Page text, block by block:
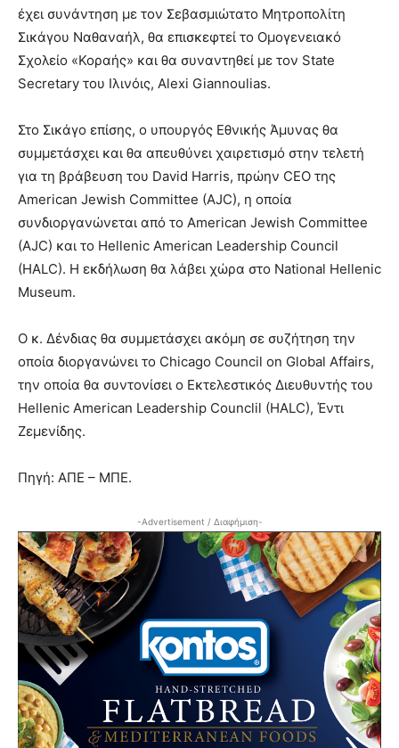
έχει συνάντηση με τον Σεβασμιώτατο Μητροπολίτη
Σικάγου Ναθαναήλ, θα επισκεφτεί το Ομογενειακό
Σχολείο «Κοραής» και θα συναντηθεί με τον State
Secretary του Ιλινόις, Alexi Giannoulias.
Στο Σικάγο επίσης, ο υπουργός Εθνικής Άμυνας θα
συμμετάσχει και θα απευθύνει χαιρετισμό στην τελετή
για τη βράβευση του David Harris, πρώην CEO της
American Jewish Committee (AJC), η οποία
συνδιοργανώνεται από το American Jewish Committee
(AJC) και το Hellenic American Leadership Council
(HALC). Η εκδήλωση θα λάβει χώρα στο National Hellenic
Museum.
Ο κ. Δένδιας θα συμμετάσχει ακόμη σε συζήτηση την
οποία διοργανώνει το Chicago Council on Global Affairs,
την οποία θα συντονίσει ο Εκτελεστικός Διευθυντής του
Hellenic American Leadership Counclil (HALC), Έντι
Ζεμενίδης.
Πηγή: ΑΠΕ – ΜΠΕ.
-Advertisement / Διαφήμιση-